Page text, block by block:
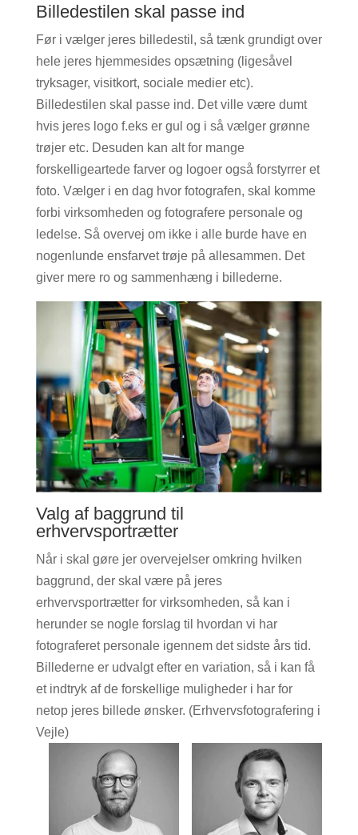
Billedestilen skal passe ind
Før i vælger jeres billedestil, så tænk grundigt over
hele jeres hjemmesides opsætning (ligesåvel
tryksager, visitkort, sociale medier etc).
Billedestilen skal passe ind. Det ville være dumt
hvis jeres logo f.eks er gul og i så vælger grønne
trøjer etc. Desuden kan alt for mange
forskelligeartede farver og logoer også forstyrrer et
foto. Vælger i en dag hvor fotografen, skal komme
forbi virksomheden og fotografere personale og
ledelse. Så overvej om ikke i alle burde have en
nogenlunde ensfarvet trøje på allesammen. Det
giver mere ro og sammenhæng i billederne.
Valg af baggrund til
erhvervsportrætter
Når i skal gøre jer overvejelser omkring hvilken
baggrund, der skal være på jeres
erhvervsportrætter for virksomheden, så kan i
herunder se nogle forslag til hvordan vi har
fotograferet personale igennem det sidste års tid.
Billederne er udvalgt efter en variation, så i kan få
et indtryk af de forskellige muligheder i har for
netop jeres billede ønsker. (Erhvervsfotografering i
Vejle)